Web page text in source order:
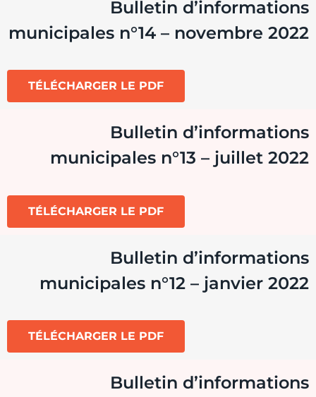
Bulletin d’informations
municipales n°14 – novembre 2022
TÉLÉCHARGER LE PDF
Bulletin d’informations
municipales n°13 – juillet 2022
TÉLÉCHARGER LE PDF
Bulletin d’informations
municipales n°12 – janvier 2022
TÉLÉCHARGER LE PDF
Bulletin d’informations